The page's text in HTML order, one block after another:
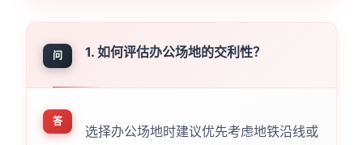
问 1. 如何评估办公场地的交利性？
答
选择办公场地时建议优先考虑地铁沿线或